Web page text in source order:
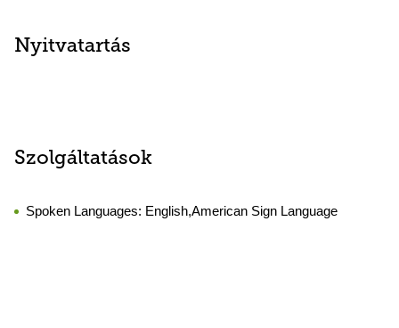
Nyitvatartás
Szolgáltatások
Spoken Languages: English,American Sign Language